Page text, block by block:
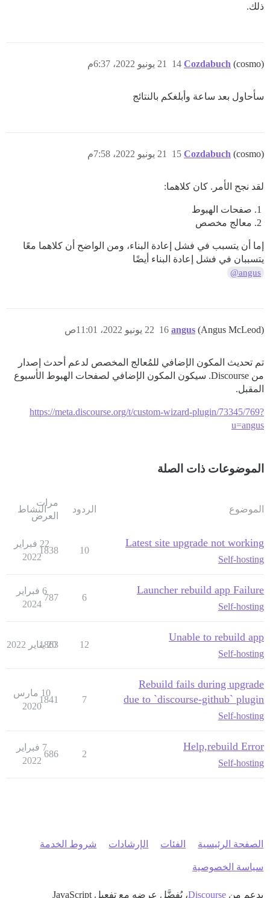
ذلك.
Cozdabuch (cosmo) 21 يونيو 2022، 6:37م 14
سأحاول بعد ساعة وأبلغكم بالنتائج
Cozdabuch (cosmo) 21 يونيو 2022، 7:58م 15
لقد نجح الأمر. كان كلاهما:
صفحات الهبوط
معالج مخصص
إما أن يتسبب في فشل إعادة البناء، ومن الواضح أن كلاهما معًا
يتسببان في فشل إعادة البناء أيضًا
@angus
angus (Angus McLeod) 22 يونيو 2022، 11:01ص 16
تم تحديث المكون الإضافي للمُعالج المخصص لدعم أحدث إصدار
من Discourse. سيكون المكون الإضافي لصفحات الهبوط الأسبوع
المقبل.
https://meta.discourse.org/t/custom-wizard-plugin/73345/769?
u=angus
الموضوعات ذات الصلة
الموضوع الردود
مرات
العرض
النشاط
Latest site upgrade not working
Self-hosting
10
1838
22 فبراير
2022
Launcher rebuild app Failure
Self-hosting
6
787
6 فبراير
2024
Unable to rebuild app
Self-hosting
12
1863
20 يناير 2022
Rebuild fails during upgrade
due to `discourse-github` plugin
Self-hosting
7
1841
10 مارس
2020
Help,rebuild Error
Self-hosting
2
686
7 فبراير
2022
الصفحة الرئيسية الفئات الإرشادات شروط الخدمة
سياسة الخصوصية
بدعم من Discourse، يُفضَّل عرضه مع تفعيل JavaScript